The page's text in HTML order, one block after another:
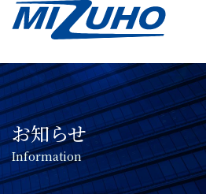
HOME
事業案内
半導体・電子部品・材料
産業機械・制御機器
空調機器・住宅設備機器
プラントシステム
お知らせ
Information